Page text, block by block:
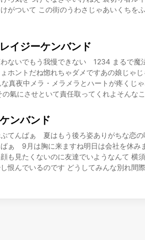
ついて この街のうわさじゃあいくちを
イジーケンバンド
ないでもう我慢できない 1234 まるで魔
ントだね惚れちゃダメですあの娘じゃじ
真夜中メラ・メラメラとハートが疼くじ
氣にさせといて責任取ってくれよそんな
ンバンド
てんばぁ 夏はもう後ろ姿ありがちな恋の
ぁ 9月は胸に来ますね明日は会社を休み
も見たくないのに友達でいようなんて 横
恨んでいるのです どうしてみんな別れ間